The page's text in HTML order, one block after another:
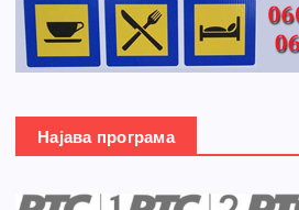
Најава програма